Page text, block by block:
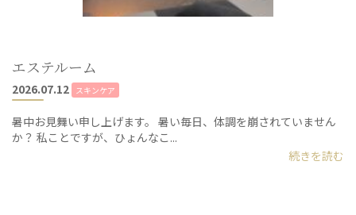
エステルーム
2026.07.12 スキンケア
暑中お見舞い申し上げます。 暑い毎日、体調を崩されていません
か？ 私ことですが、ひょんなこ...
続きを読む